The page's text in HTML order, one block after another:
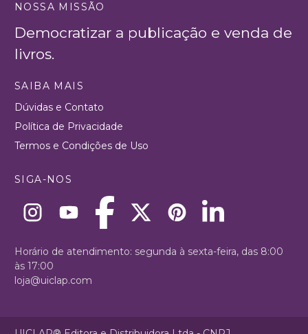
NOSSA MISSÃO
Democratizar a publicação e venda de
livros.
SAIBA MAIS
Dúvidas e Contato
Política de Privacidade
Termos e Condições de Uso
SIGA-NOS
Horário de atendimento: segunda à sexta-feira, das 8:00
às 17:00
loja@uiclap.com